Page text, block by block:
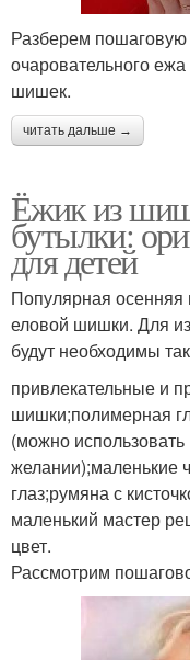
Разберем пошаговую
очаровательного
шишек.
читать дальше →
Ёжик из
бутылки:
для детей
Популярная осенняя
еловой шишки. Для
будут необходимы
привлекательные и
шишки;полимерная
(можно использовать
желании);маленькие
глаз;румяна с
маленький мастер
цвет.
Рассмотрим